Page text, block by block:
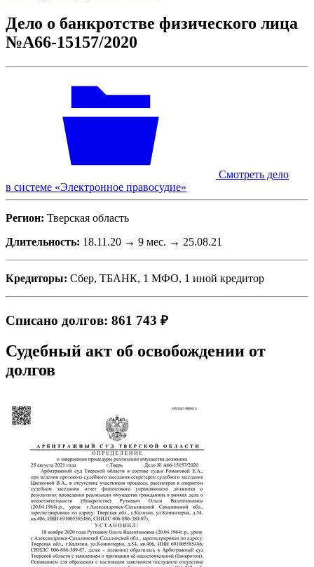
Дело о банкротстве физического лица
№А66-15157/2020
Смотреть дело
в системе «Электронное правосудие»
Регион: Тверская область
Длительность: 18.11.20 → 9 мес. → 25.08.21
Кредиторы: Сбер, ТБАНК, 1 МФО, 1 иной кредитор
Списано долгов: 861 743 ₽
Судебный акт об освобождении от
долгов